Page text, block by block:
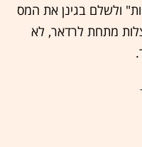
ולשלם בגינן את המס
3 דירות מפוצלות מתחת לרדאר, לא